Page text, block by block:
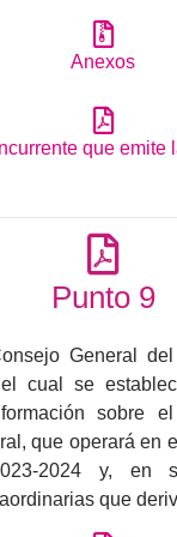
Anexos
que emite
Punto 9
General del
cual se
sobre
que operará en
2024 y,
que